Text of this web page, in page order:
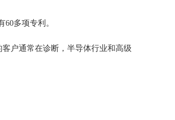
多项专利。
户通常在诊断，半导体行业和高级